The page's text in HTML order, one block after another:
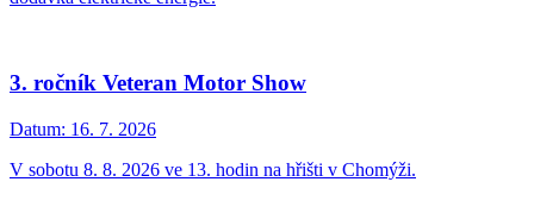
3. ročník Veteran Motor Show
Datum: 16. 7. 2026
V sobotu 8. 8. 2026 ve 13. hodin na hřišti v Chomýži.